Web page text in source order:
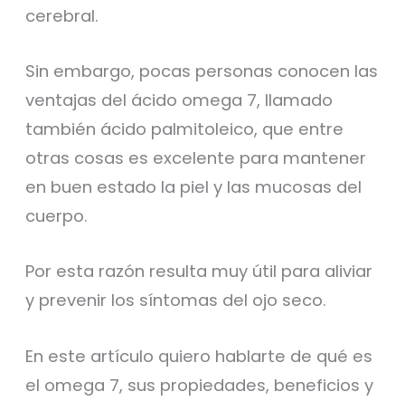
cerebral.
Sin embargo, pocas personas conocen las
ventajas del ácido omega 7, llamado
también ácido palmitoleico, que entre
otras cosas es excelente para mantener
en buen estado la piel y las mucosas del
cuerpo.
Por esta razón resulta muy útil para aliviar
y prevenir los síntomas del ojo seco.
En este artículo quiero hablarte de qué es
el omega 7, sus propiedades, beneficios y